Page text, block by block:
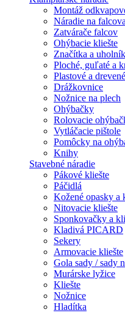
Montáž
Náradie na
Zatvárače falcov
Ohýbacie kliešte
Značítka a
Ploché, guľaté a
Plastové a
Drážkovnice
Nožnice na plech
Ohýbačky
Rolovacie
Vytláčacie pištole
Pomôcky na
Knihy
Stavebné náradie
Pákové kliešte
Páčidlá
Kožené opasky a
Nitovacie kliešte
Sponkovačky a
Kladivá PICARD
Sekery
Armovacie kliešte
Gola sady / sady
Murárske lyžice
Kliešte
Nožnice
Hladítka